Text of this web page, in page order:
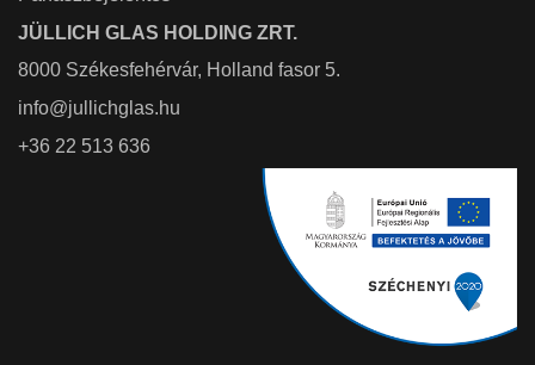
JÜLLICH GLAS HOLDING ZRT.
8000 Székesfehérvár, Holland fasor 5.
info@jullichglas.hu
+36 22 513 636